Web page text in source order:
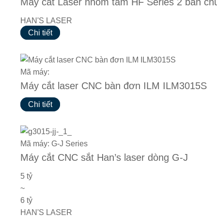
HAN'S LASER
Chi tiết
Mã máy:
Máy cắt laser CNC bàn đơn ILM ILM3015S
Chi tiết
Mã máy: G-J Series
Máy cắt CNC sắt Han’s laser dòng G-J
5 tỷ
~
6 tỷ
HAN'S LASER